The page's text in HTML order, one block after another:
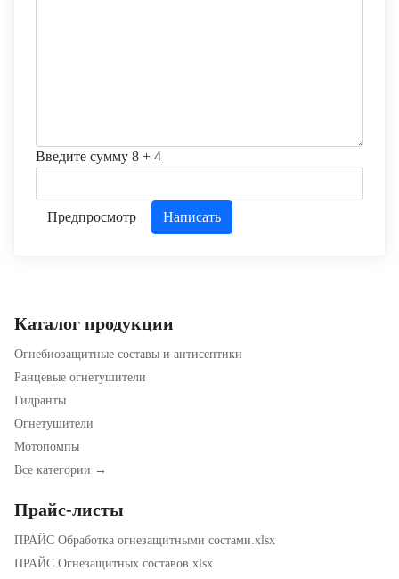
Введите сумму 8 + 4
Каталог продукции
Огнебиозащитные составы и антисептики
Ранцевые огнетушители
Гидранты
Огнетушители
Мотопомпы
Все категории →
Прайс-листы
ПРАЙС Обработка огнезащитными состами.xlsx
ПРАЙС Огнезащитных составов.xlsx